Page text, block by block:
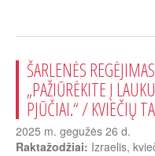
ŠARLENĖS
„PAŽIŪRĖKITE Į
PJŪČIAI.“ / KVIEČIŲ
2025 m. gegužės 26 d.
Raktažodžiai: Izraelis,